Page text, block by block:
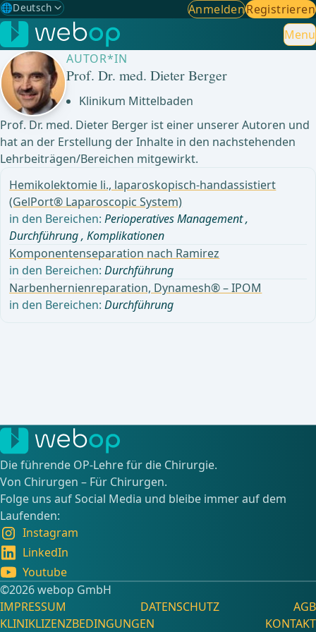
🌐Deutsch
Gewählte Sprache: Deutsch
🇩🇪 Deutsch ✓
🇬🇧 English
🇪🇸Spanisch
🇧🇷Brasilianisch
AnmeldenRegistrieren
Menu
AUTOR*IN
Prof. Dr. med. Dieter Berger
Klinikum Mittelbaden
Prof. Dr. med. Dieter Berger ist einer unserer Autoren und
hat an der Erstellung der Inhalte in den nachstehenden
Lehrbeiträgen/Bereichen mitgewirkt.
Hemikolektomie li., laparoskopisch-handassistiert
(GelPort® Laparoscopic System)
in den Bereichen:Perioperatives Management,
Durchführung,Komplikationen
Komponentenseparation nach Ramirez
in den Bereichen:Durchführung
Narbenhernienreparation, Dynamesh® – IPOM
in den Bereichen:Durchführung
Die führende OP-Lehre für die Chirurgie.
Von Chirurgen – Für Chirurgen.
Folge uns auf Social Media und bleibe immer auf dem
Laufenden:
Instagram
LinkedIn
Youtube
©️2026 webop GmbH
IMPRESSUM
DATENSCHUTZ
AGB
KLINIKLIZENZBEDINGUNGEN
KONTAKT